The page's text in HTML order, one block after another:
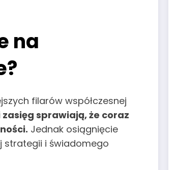
na
filarów współczesnej
sprawiają, że coraz
Jednak osiągnięcie
strategii i świadomego